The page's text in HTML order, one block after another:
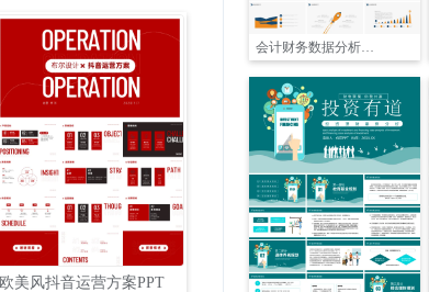
欧美风抖音运营方案PPT